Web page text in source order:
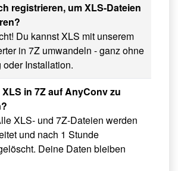
registrieren, um XLS-Dateien
Du kannst XLS mit unserem
in 7Z umwandeln - ganz ohne
Installation.
in 7Z auf AnyConv zu
XLS- und 7Z-Dateien werden
und nach 1 Stunde
Deine Daten bleiben